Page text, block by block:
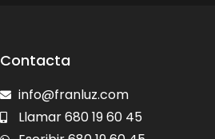
Contacta
info@franluz.com
Llamar 680 19 60 45